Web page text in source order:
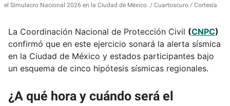
el Simulacro Nacional 2026 en la Ciudad de México.
Cuartoscuro / Cortesía
La Coordinación Nacional de Protección Civil (CNPC)
confirmó que en este ejercicio sonará la alerta sísmica
en la Ciudad de México y estados participantes bajo
un esquema de cinco hipótesis sísmicas regionales.
¿A qué hora y cuándo será el